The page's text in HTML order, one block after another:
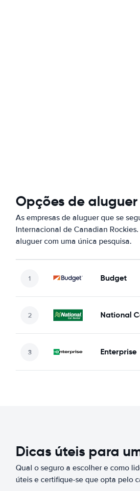
Opções de
As empresas de aluguer que se
Internacional de Canadian
aluguer com uma única pesquisa.
Budget
National
Enterprise
Dicas úteis para
Qual o seguro a escolher e como
úteis e certifique-se que opta pelo